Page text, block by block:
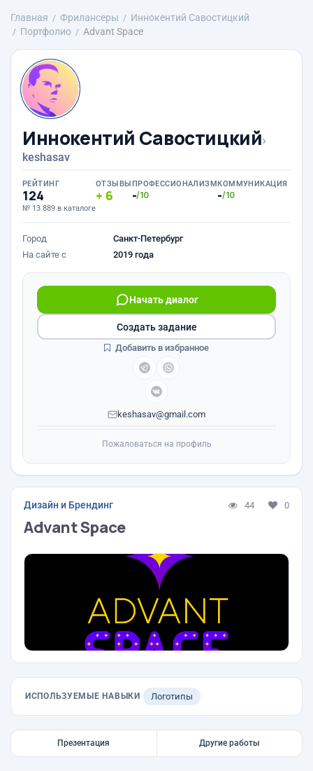
Главная Фрилансеры
Иннокентий Савостицкий
Портфолио
Advant Space
Иннокентий Савостицкий›
keshasav
РЕЙТИНГ
124
№ 13 889 в каталоге
ОТЗЫВЫ
6
ПРОФЕССИОНАЛИЗМ
-/10
КОММУНИКАЦИЯ
-/10
Город
Санкт-Петербург
На сайте с
2019 года
Начать диалог
keshasav@gmail.com
Создать задание
Добавить в избранное
Пожаловаться на профиль
Дизайн и Брендинг 44 0
Advant Space
ИСПОЛЬЗУЕМЫЕ НАВЫКИ Логотипы
Презентация Другие работы